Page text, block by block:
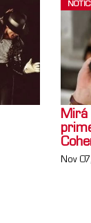
Nov